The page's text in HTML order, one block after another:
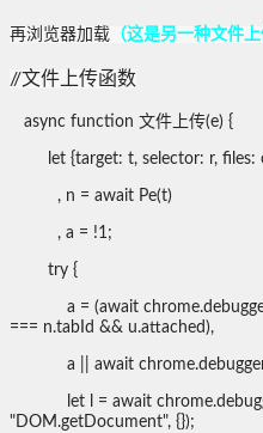
再浏览器加载 （这是另一种文件
//文件上传函数
async function 文件上传(e) {
let {target: t, selector: r, files:
, n = await Pe(t)
, a = !1;
try {
a = (await
=== n.tabId && u.attached),
a || await
let l = await
"DOM.getDocument", {});